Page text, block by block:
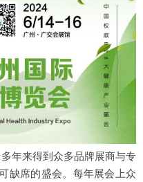
年来得到众多品牌展商与专
缺席的盛会。每年展会上众